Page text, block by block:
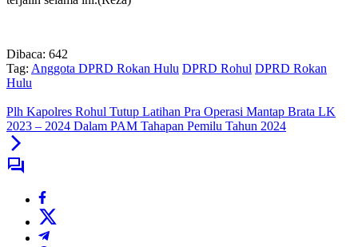
Dibaca: 642
Tag: Anggota DPRD Rokan Hulu DPRD Rohul DPRD Rokan
Hulu
Plh Kapolres Rohul Tutup Latihan Pra Operasi Mantap Brata LK
2023 – 2024 Dalam PAM Tahapan Pemilu Tahun 2024